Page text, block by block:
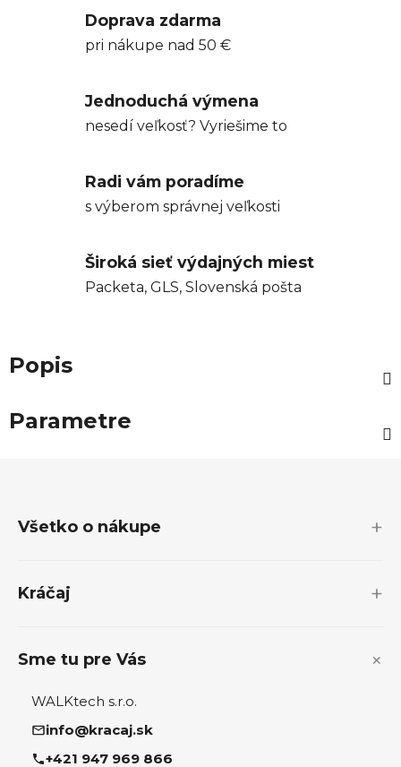
Doprava zdarma
pri nákupe nad 50 €
Jednoduchá výmena
nesedí veľkosť? Vyriešime to
Radi vám poradíme
s výberom správnej veľkosti
Široká sieť výdajných miest
Packeta, GLS, Slovenská pošta
Popis
Parametre
Všetko o nákupe
Kráčaj
Sme tu pre Vás
WALKtech s.r.o.
info@kracaj.sk
+421 947 969 866